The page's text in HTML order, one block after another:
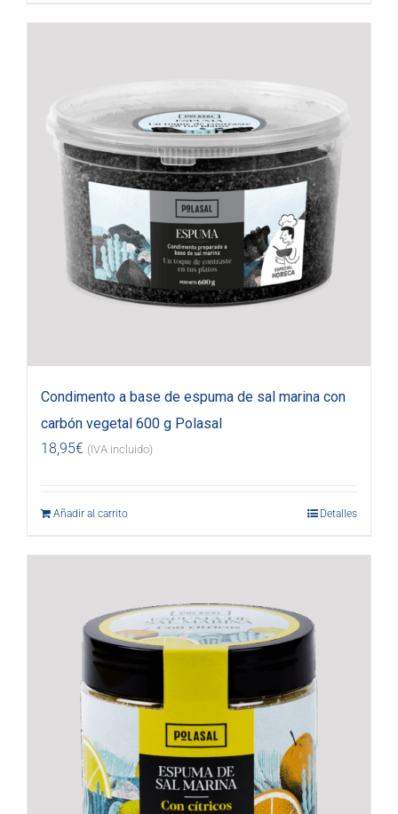
Condimento a base de espuma de sal marina con
carbón vegetal 600 g Polasal
18,95€ (IVA incluido)
Añadir al carrito Detalles